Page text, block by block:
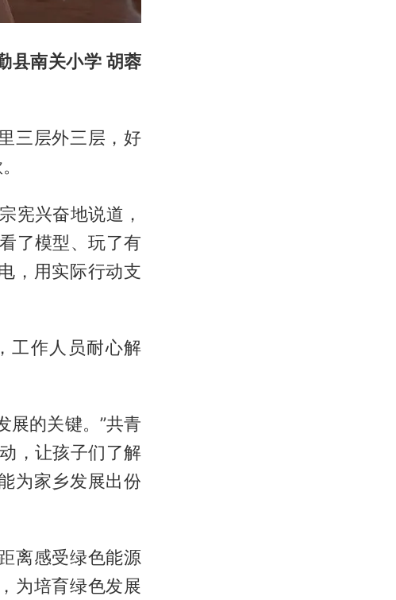
县南关小学 胡蓉
三层外三层，好
宪兴奋地说道，
了模型、玩了有
，用实际行动支
工作人员耐心解
展的关键。”共青
，让孩子们了解
为家乡发展出份
离感受绿色能源
为培育绿色发展